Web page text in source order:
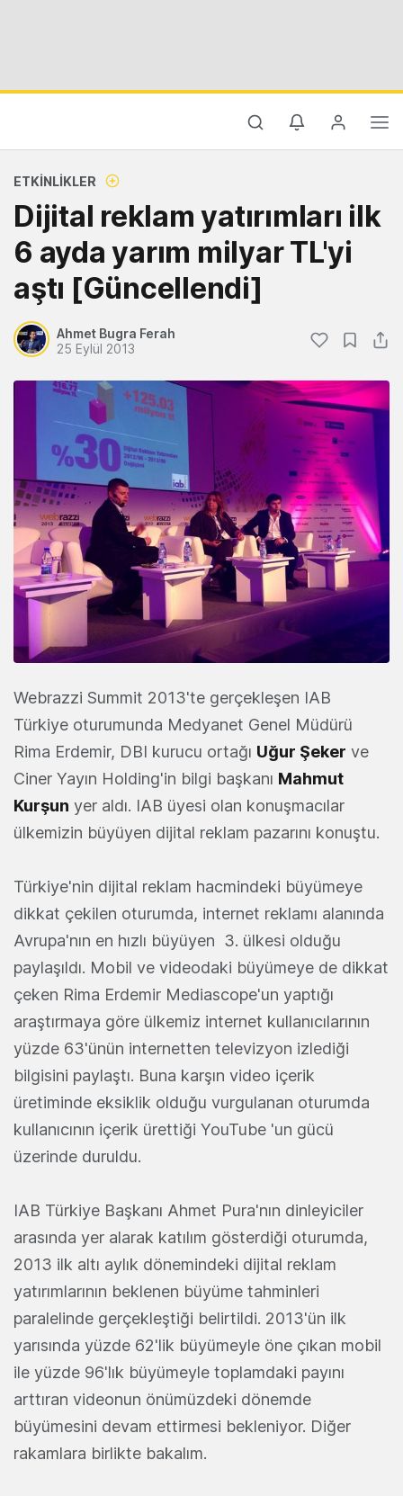
ETKINLIKLER
Dijital reklam yatırımları ilk
6 ayda yarım milyar TL'yi
aştı [Güncellendi]
Ahmet Bugra Ferah
25 Eylül 2013
Webrazzi Summit 2013'te gerçekleşen IAB
Türkiye oturumunda Medyanet Genel Müdürü
Rima Erdemir, DBI kurucu ortağı Uğur Şeker ve
Ciner Yayın Holding'in bilgi başkanı Mahmut
Kurşun yer aldı. IAB üyesi olan konuşmacılar
ülkemizin büyüyen dijital reklam pazarını konuştu.
Türkiye'nin dijital reklam hacmindeki büyümeye
dikkat çekilen oturumda, internet reklamı alanında
Avrupa'nın en hızlı büyüyen 3. ülkesi olduğu
paylaşıldı. Mobil ve videodaki büyümeye de dikkat
çeken Rima Erdemir Mediascope'un yaptığı
araştırmaya göre ülkemiz internet kullanıcılarının
yüzde 63'ünün internetten televizyon izlediği
bilgisini paylaştı. Buna karşın video içerik
üretiminde eksiklik olduğu vurgulanan oturumda
kullanıcının içerik ürettiği YouTube 'un gücü
üzerinde duruldu.
IAB Türkiye Başkanı Ahmet Pura'nın dinleyiciler
arasında yer alarak katılım gösterdiği oturumda,
2013 ilk altı aylık dönemindeki dijital reklam
yatırımlarının beklenen büyüme tahminleri
paralelinde gerçekleştiği belirtildi. 2013'ün ilk
yarısında yüzde 62'lik büyümeyle öne çıkan mobil
ile yüzde 96'lık büyümeyle toplamdaki payını
arttıran videonun önümüzdeki dönemde
büyümesini devam ettirmesi bekleniyor. Diğer
rakamlara birlikte bakalım.